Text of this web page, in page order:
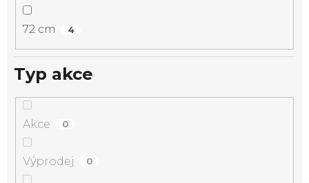
72 cm 4
Typ akce
Akce 0
Výprodej 0